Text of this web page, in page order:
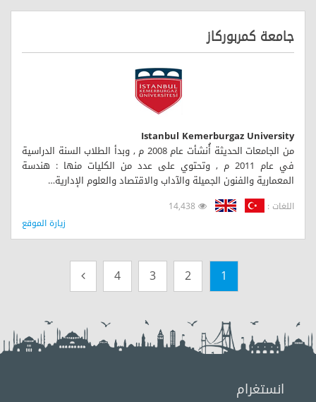
جامعة كمربوركاز
Istanbul Kemerburgaz University
من الجامعات الحديثة أُنشأت عام 2008 م , وبدأ الطلاب السنة الدراسية
في عام 2011 م , وتحتوي على عدد من الكليات منها : هندسة
المعمارية والفنون الجميلة والآداب والاقتصاد والعلوم الإدارية…
اللغات :
زيارة الموقع
1
2
3
4
انستغرام